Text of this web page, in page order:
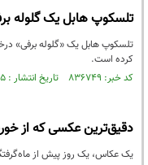
تلسکوپ هابل یک گلوله
تلسکوپ هابل یک «گلوله برفی»
کرده است.
کد خبر: ۸۳۶۷۴۹ تاریخ انتشار : ۱۴۰۲/۱۰/۰۵
دقیق‌ترین عکسی که از
یک عکاس، یک روز پیش از